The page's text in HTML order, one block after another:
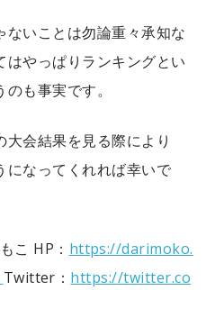
ないことは勿論重々承知な
やっぱりランキングとい
も事実です。
会結果を見る際により
になってくれれば幸いで
こ HP： https://darimoko.
Twitter： https://twitter.co